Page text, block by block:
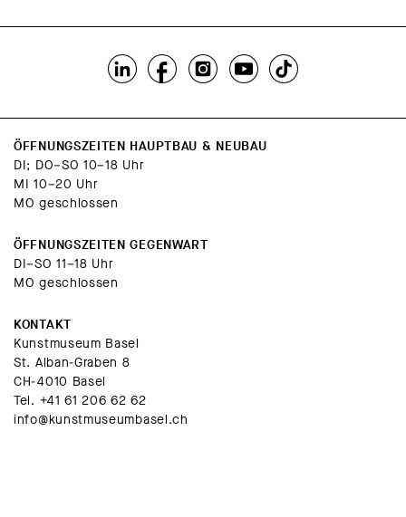
ÖFFNUNGSZEITEN HAUPTBAU & NEUBAU
DI; DO–SO 10–18 Uhr
MI 10–20 Uhr
MO geschlossen
ÖFFNUNGSZEITEN GEGENWART
DI–SO 11–18 Uhr
MO geschlossen
KONTAKT
Kunstmuseum Basel
St. Alban-Graben 8
CH-4010 Basel
Tel. +41 61 206 62 62
info@kunstmuseumbasel.ch